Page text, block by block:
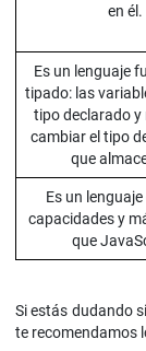
en él.
Es un lenguaje
tipado: las
tipo declarado y
cambiar el tipo
que
Es un
capacidades y
que
Si estás dudando
te recomendamos